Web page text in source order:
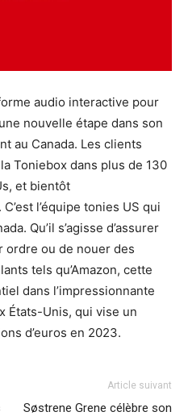
audio interactive pour
nouvelle étape dans son
au Canada. Les clients
Toniebox dans plus de 130
et bientôt
l’équipe tonies US qui
Qu’il s’agisse d’assurer
ordre ou de nouer des
tels qu’Amazon, cette
dans l’impressionnante
États-Unis, qui vise un
d’euros en 2023.
Article suivant
Søstrene Grene célèbre son